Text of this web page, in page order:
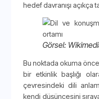
hedef davranışı açıkça
Görsel:
Bu noktada okuma
bir etkinlik başlığı
çevresindeki dili
kendi düşüncesini